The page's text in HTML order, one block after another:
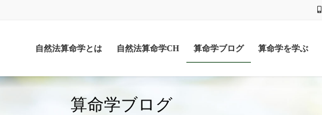
自然法算命学とは 自然法算命学CH 算命学ブログ 算命学を学ぶ
算命学ブログ